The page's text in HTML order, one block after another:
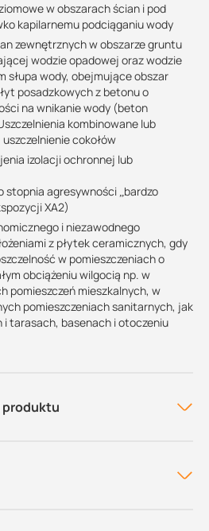
w obszarach ścian i pod
kapilarnemu podciąganiu wody
zewnętrznych w obszarze gruntu
wodzie opadowej oraz wodzie
słupa wody, obejmujące obszar
posadzkowych z betonu o
na wnikanie wody (beton
kombinowane lub
cokołów
izolacji ochronnej lub
stopnia agresywności „bardzo
XA2)
i niezawodnego
z płytek ceramicznych, gdy
w pomieszczeniach o
obciążeniu wilgocią np. w
pomieszczeń mieszkalnych, w
pomieszczeniach sanitarnych, jak
i tarasach, basenach i otoczeniu
produktu